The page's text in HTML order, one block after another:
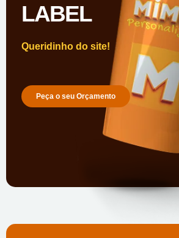
LABEL
Queridinho do site!
Peça o seu Orçamento